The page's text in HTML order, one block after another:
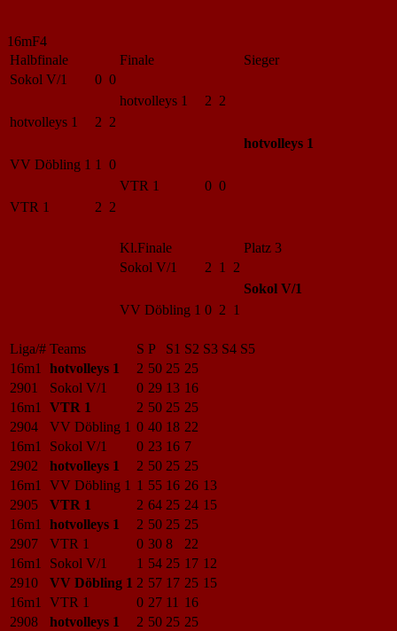
16mF4
Halbfinale
Finale
Sieger
Sokol V/1
0 0
hotvolleys 1
2 2
hotvolleys 1
2 2
hotvolleys 1
VV Döbling 1 1 0
VTR 1
0 0
VTR 1
2 2
Kl.Finale
Platz 3
Sokol V/1
2 1 2
Sokol V/1
VV Döbling 1 0 2 1
Liga/# Teams S P S1 S2 S3 S4 S5
16m1
hotvolleys 1 2 50 25 25
2901
Sokol V/1 0 29 13 16
16m1
VTR 1 2 50 25 25
2904
VV Döbling 1 0 40 18 22
16m1
Sokol V/1 0 23 16 7
2902
hotvolleys 1 2 50 25 25
16m1
VV Döbling 1 1 55 16 26 13
2905
VTR 1 2 64 25 24 15
16m1
hotvolleys 1 2 50 25 25
2907
VTR 1 0 30 8
22
16m1
Sokol V/1 1 54 25 17 12
2910
VV Döbling 1 2 57 17 25 15
16m1
VTR 1 0 27 11 16
2908
hotvolleys 1 2 50 25 25